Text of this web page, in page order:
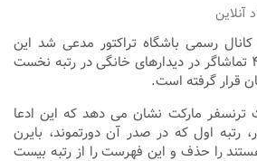
کانال رسمی باشگاه تراکتور مدعی شد این
باشگاه با میانگین ۴۲۰۷۷ تماشاگر در دیدارهای خانگی در رتبه نخست
قرار گرفته است.
مارکت نشان می دهد که این ادعا
رتبه اول که در صدر آن دورتموند، بایرن
را حذف و این فهرست را از رتبه بیست